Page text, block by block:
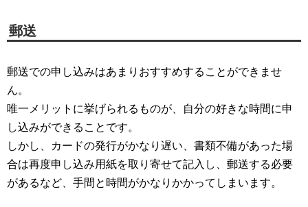
郵送
郵送での申し込みはあまりおすすめすることができませ
ん。
唯一メリットに挙げられるものが、自分の好きな時間に申
し込みができることです。
しかし、カードの発行がかなり遅い、書類不備があった場
合は再度申し込み用紙を取り寄せて記入し、郵送する必要
があるなど、手間と時間がかなりかかってしまいます。